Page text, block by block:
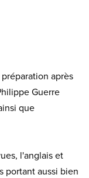
après
Guerre
que
l'anglais et
portant aussi bien